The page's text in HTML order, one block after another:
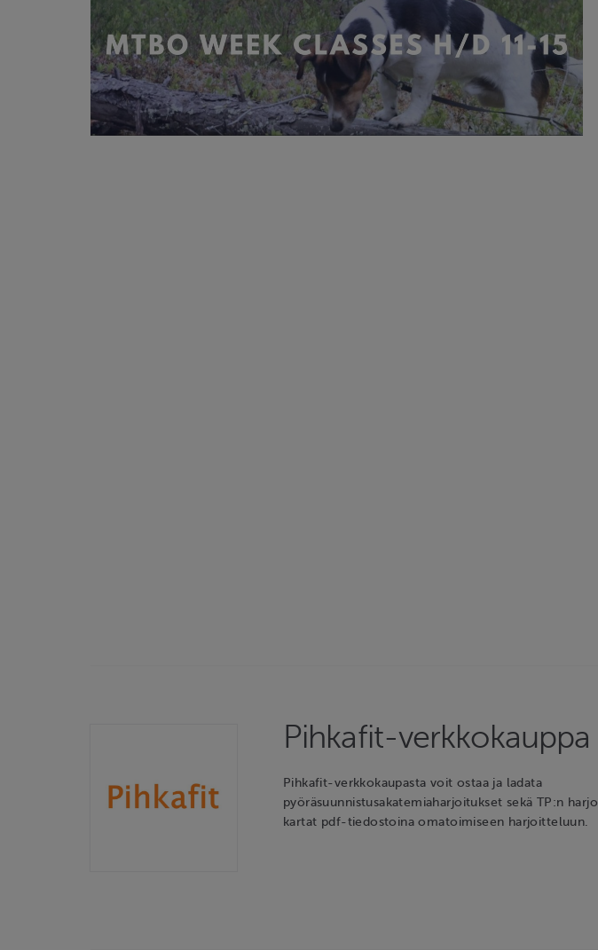
Pihkafit-verkkokauppa
Pihkafit-verkkokaupasta voit ostaa ja ladata
pyöräsuunnistusakatemiaharjoitukset sekä TP:n
kartat pdf-tiedostoina omatoimiseen harjoitteluun.